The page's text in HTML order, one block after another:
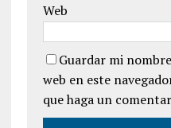
Web
Guardar mi
web en este
que haga un